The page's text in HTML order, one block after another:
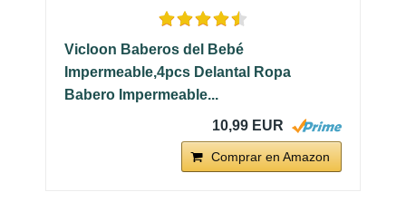
Vicloon Baberos del Bebé
Impermeable,4pcs Delantal Ropa
Babero Impermeable...
10,99 EUR
Comprar en Amazon